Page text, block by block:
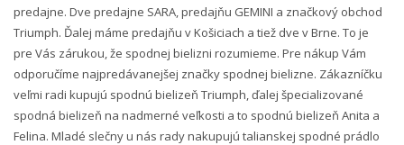
predajne. Dve predajne SARA, predajňu GEMINI a značkový obchod
Triumph. Ďalej máme predajňu v Košiciach a tiež dve v Brne. To je
pre Vás zárukou, že spodnej bielizni rozumieme. Pre nákup Vám
odporučíme najpredávanejšej značky spodnej bielizne. Zákazníčku
veľmi radi kupujú spodnú bielizeň Triumph, ďalej špecializované
spodná bielizeň na nadmerné veľkosti a to spodnú bielizeň Anita a
Felina. Mladé slečny u nás rady nakupujú talianskej spodné prádlo